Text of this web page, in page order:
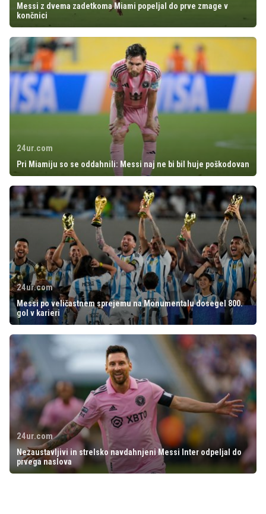
Messi z dvema zadetkoma Miami popeljal do prve zmage v
končnici
24ur.com
Pri Miamiju so se oddahnili: Messi naj ne bi bil huje poškodovan
24ur.com
Messi po veličastnem sprejemu na Monumentalu dosegel 800.
gol v karieri
24ur.com
Nezaustavljivi in strelsko navdahnjeni Messi Inter odpeljal do
prvega naslova